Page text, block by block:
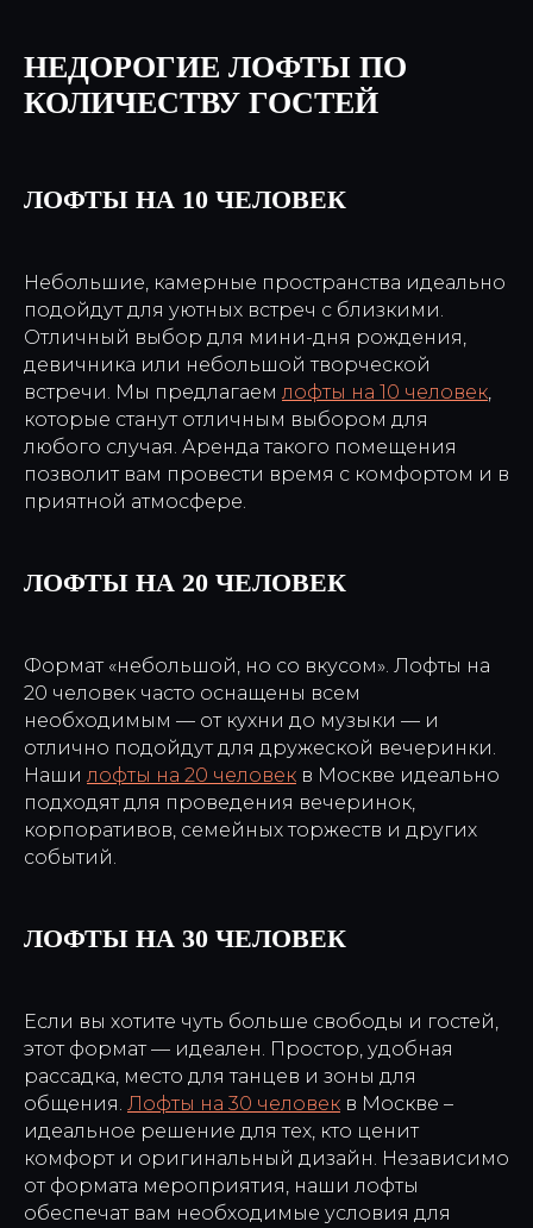
НЕДОРОГИЕ ЛОФТЫ ПО
КОЛИЧЕСТВУ ГОСТЕЙ
ЛОФТЫ НА 10 ЧЕЛОВЕК
Небольшие, камерные пространства идеально
подойдут для уютных встреч с близкими.
Отличный выбор для мини-дня рождения,
девичника или небольшой творческой
встречи. Мы предлагаем лофты на 10 человек,
которые станут отличным выбором для
любого случая. Аренда такого помещения
позволит вам провести время с комфортом и в
приятной атмосфере.
ЛОФТЫ НА 20 ЧЕЛОВЕК
Формат «небольшой, но со вкусом». Лофты на
20 человек часто оснащены всем
необходимым — от кухни до музыки — и
отлично подойдут для дружеской вечеринки.
Наши лофты на 20 человек в Москве идеально
подходят для проведения вечеринок,
корпоративов, семейных торжеств и других
событий.
ЛОФТЫ НА 30 ЧЕЛОВЕК
Если вы хотите чуть больше свободы и гостей,
этот формат — идеален. Простор, удобная
рассадка, место для танцев и зоны для
общения. Лофты на 30 человек в Москве –
идеальное решение для тех, кто ценит
комфорт и оригинальный дизайн. Независимо
от формата мероприятия, наши лофты
обеспечат вам необходимые условия для